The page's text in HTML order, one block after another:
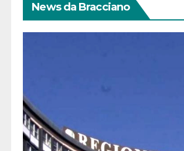
News da Bracciano